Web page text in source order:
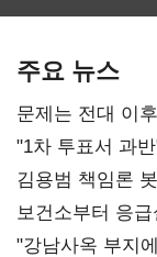
주요 뉴스
문제는 전대 이
불복'
"1차 투표서 과
김용범 책임론
보건소부터 응
"강남사옥 부지